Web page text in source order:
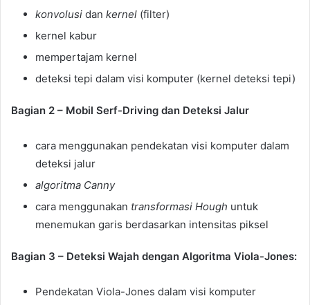
konvolusi dan kernel (filter)
kernel kabur
mempertajam kernel
deteksi tepi dalam visi komputer (kernel deteksi tepi)
Bagian 2 – Mobil Serf-Driving dan Deteksi Jalur
cara menggunakan pendekatan visi komputer dalam
deteksi jalur
algoritma Canny
cara menggunakan transformasi Hough untuk
menemukan garis berdasarkan intensitas piksel
Bagian 3 – Deteksi Wajah dengan Algoritma Viola-Jones:
Pendekatan Viola-Jones dalam visi komputer